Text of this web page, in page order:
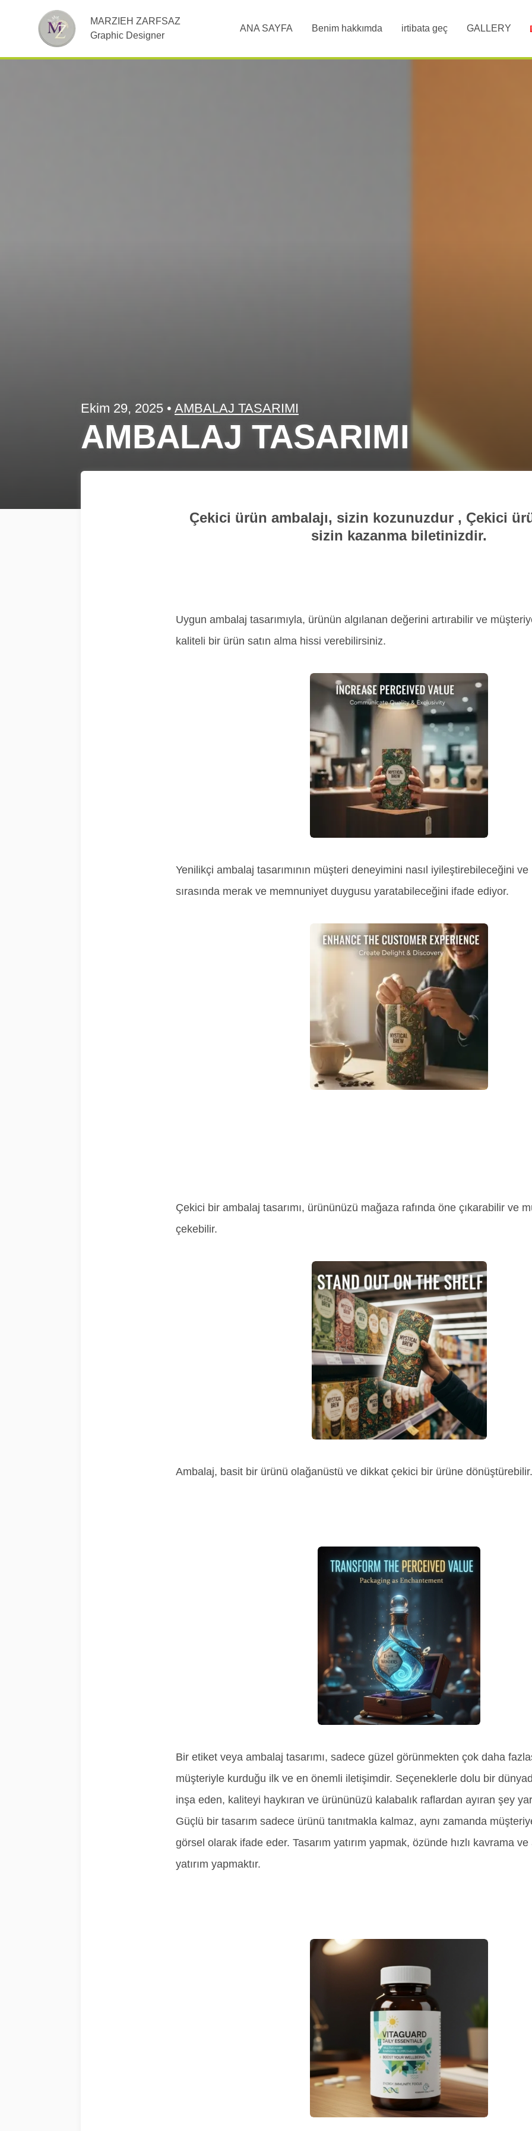
MARZIEH ZARFSAZ
Graphic Designer
ANA SAYFA Benim hakkımda irtibata geç GALLERY
Ekim 29, 2025 • AMBALAJ TASARIMI
AMBALAJ TASARIMI
Çekici ürün ambalajı, sizin kozunuzdur , Çekici
sizin kazanma biletinizdir.
Uygun ambalaj tasarımıyla, ürünün algılanan değerini artırabilir ve
kaliteli bir ürün satın alma hissi verebilirsiniz.
Yenilikçi ambalaj tasarımının müşteri deneyimini nasıl iyileştirebileceğini ve
sırasında merak ve memnuniyet duygusu yaratabileceğini ifade ediyor.
Çekici bir ambalaj tasarımı, ürününüzü mağaza rafında öne çıkarabilir ve
çekebilir.
Ambalaj, basit bir ürünü olağanüstü ve dikkat çekici bir ürüne dönüştürebilir.
Bir etiket veya ambalaj tasarımı, sadece güzel görünmekten çok daha
müşteriyle kurduğu ilk ve en önemli iletişimdir. Seçeneklerle dolu bir
inşa eden, kaliteyi haykıran ve ürününüzü kalabalık raflardan ayıran şey
Güçlü bir tasarım sadece ürünü tanıtmakla kalmaz, aynı zamanda
görsel olarak ifade eder. Tasarım yatırım yapmak, özünde hızlı kavrama
yatırım yapmaktır.